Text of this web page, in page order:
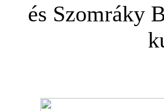
és Szomráky